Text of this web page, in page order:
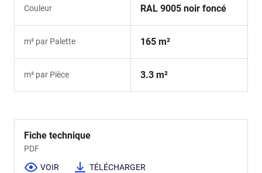
Couleur RAL 9005 noir foncé
m² par Palette 165 m²
m² par Pièce 3.3 m²
Fiche technique
PDF
VOIR TÉLÉCHARGER